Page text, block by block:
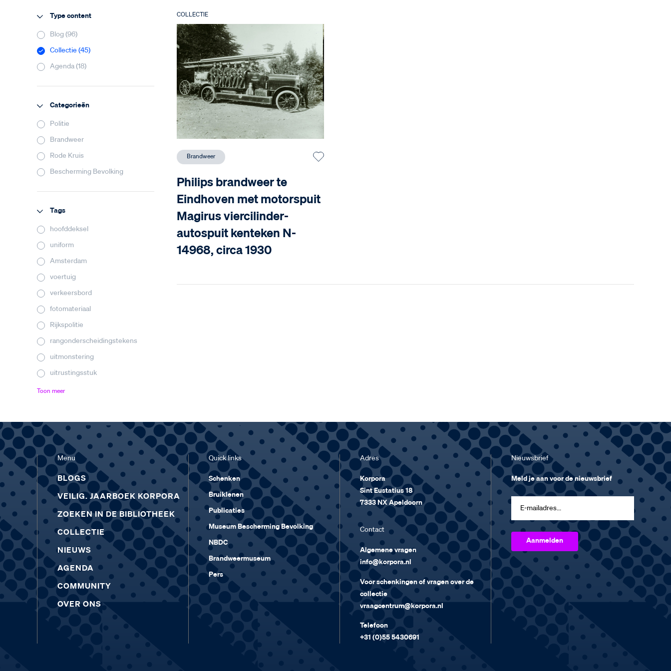
Type content
Blog (96)
Collectie (45)
Agenda (18)
Categorieën
Politie
Brandweer
Rode Kruis
Bescherming Bevolking
Tags
hoofddeksel
uniform
Amsterdam
voertuig
verkeersbord
fotomateriaal
Rijkspolitie
rangonderscheidingstekens
uitmonstering
uitrustingsstuk
Toon meer
COLLECTIE
Brandweer
Philips brandweer te
Eindhoven met motorspuit
Magirus viercilinder-
autospuit kenteken N-
14968, circa 1930
Menu
BLOGS
VEILIG. JAARBOEK KORPORA
ZOEKEN IN DE BIBLIOTHEEK
COLLECTIE
NIEUWS
AGENDA
COMMUNITY
OVER ONS
Quick links
Schenken
Bruiklenen
Publicaties
Museum Bescherming Bevolking
NBDC
Brandweermuseum
Pers
Adres
Korpora
Sint Eustatius 18
7333 NX Apeldoorn
Contact
Algemene vragen
info@korpora.nl
Voor schenkingen of vragen over de
collectie
vraagcentrum@korpora.nl
Telefoon
+31 (0)55 5430691
Nieuwsbrief
Meld je aan voor de nieuwsbrief